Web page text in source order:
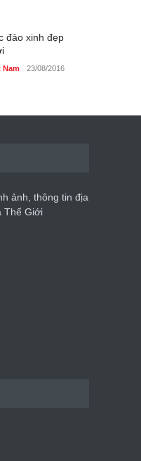
đảo xinh đẹp
Nam 23/08/2016
ảnh, thông tin địa
Thế Giới